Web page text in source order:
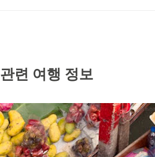
관련 여행 정보